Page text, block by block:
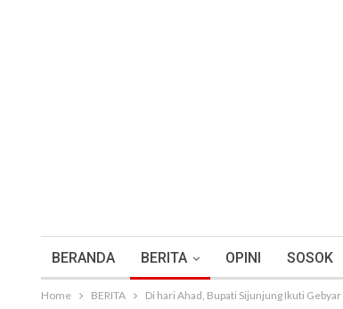
BERANDA BERITA OPINI SOSOK
Home BERITA Di hari Ahad, Bupati Sijunjung Ikuti